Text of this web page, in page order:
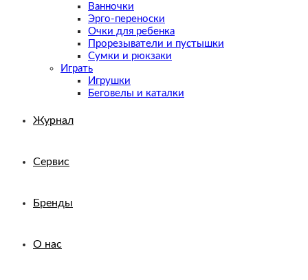
Ванночки
Эрго-переноски
Очки для ребенка
Прорезыватели и пустышки
Сумки и рюкзаки
Играть
Игрушки
Беговелы и каталки
Журнал
Сервис
Бренды
О нас